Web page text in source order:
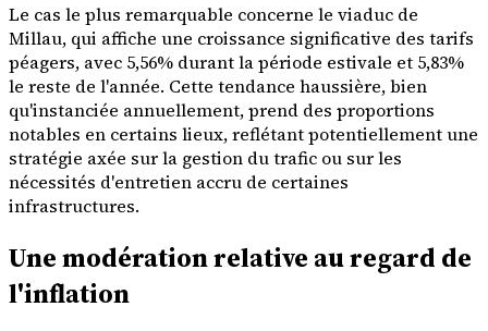
Le cas le plus remarquable concerne le viaduc de
Millau, qui affiche une croissance significative des tarifs
péagers, avec 5,56% durant la période estivale et 5,83%
le reste de l'année. Cette tendance haussière, bien
qu'instanciée annuellement, prend des proportions
notables en certains lieux, reflétant potentiellement une
stratégie axée sur la gestion du trafic ou sur les
nécessités d'entretien accru de certaines
infrastructures.
Une modération relative au regard de
l'inflation